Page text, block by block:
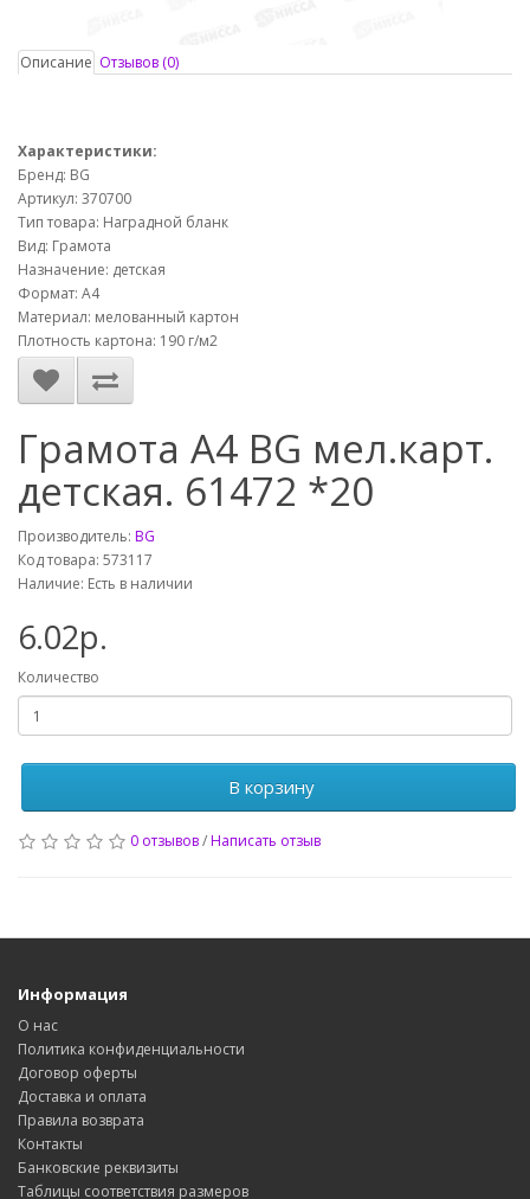
Описание Отзывов (0)
Характеристики:
Бренд: BG
Артикул: 370700
Тип товара: Наградной бланк
Вид: Грамота
Назначение: детская
Формат: А4
Материал: мелованный картон
Плотность картона: 190 г/м2
Грамота А4 BG мел.карт.
детская. 61472 *20
Производитель: BG
Код товара: 573117
Наличие: Есть в наличии
6.02р.
Количество
В корзину
0 отзывов/Написать отзыв
Информация
О нас
Политика конфиденциальности
Договор оферты
Доставка и оплата
Правила возврата
Контакты
Банковские реквизиты
Таблицы соответствия размеров